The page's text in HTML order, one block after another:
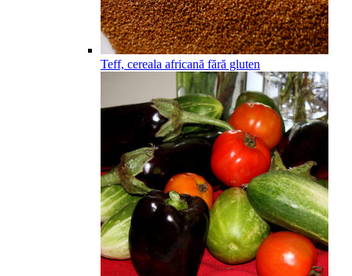
Teff, cereala africană fără gluten